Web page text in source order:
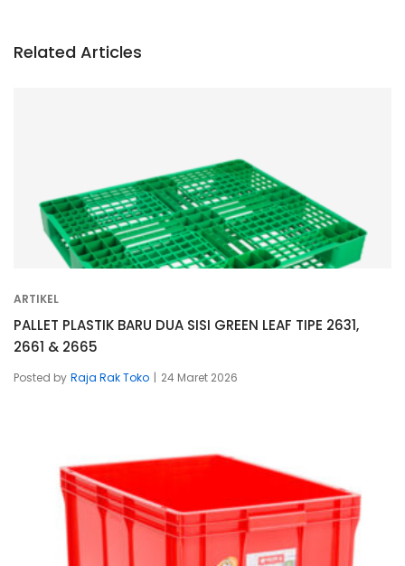
Related Articles
ARTIKEL
PALLET PLASTIK BARU DUA SISI GREEN LEAF TIPE 2631,
2661 & 2665
Posted by Raja Rak Toko 24 Maret 2026